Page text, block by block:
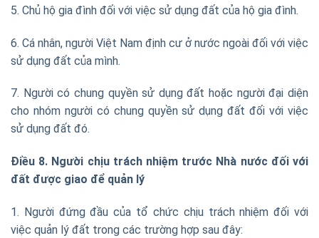
5. Chủ hộ gia đình đối với việc sử dụng đất của hộ gia đình.
6. Cá nhân, người Việt Nam định cư ở nước ngoài đối với việc
sử dụng đất của mình.
7. Người có chung quyền sử dụng đất hoặc người đại diện
cho nhóm người có chung quyền sử dụng đất đối với việc
sử dụng đất đó.
Điều 8. Người chịu trách nhiệm trước Nhà nước đối với
đất được giao để quản lý
1. Người đứng đầu của tổ chức chịu trách nhiệm đối với
việc quản lý đất trong các trường hợp sau đây: